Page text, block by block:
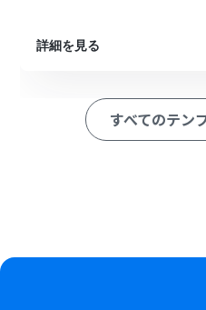
します。
最後に、オペレーショ
る」アクションを設定し
詳細を見る
すべてのテン